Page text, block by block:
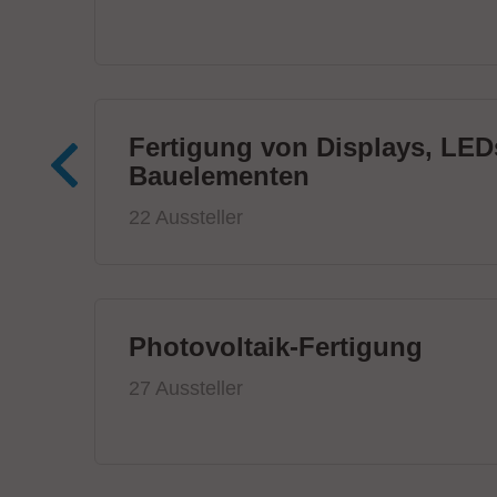
Fertigung von Displays,
Bauelementen
22 Aussteller
Photovoltaik-Fertigung
27 Aussteller